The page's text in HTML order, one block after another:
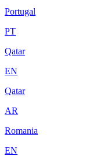
Portugal
PT
Qatar
EN
Qatar
AR
Romania
EN